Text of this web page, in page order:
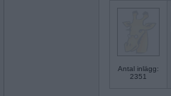
Antal inlägg:
2351